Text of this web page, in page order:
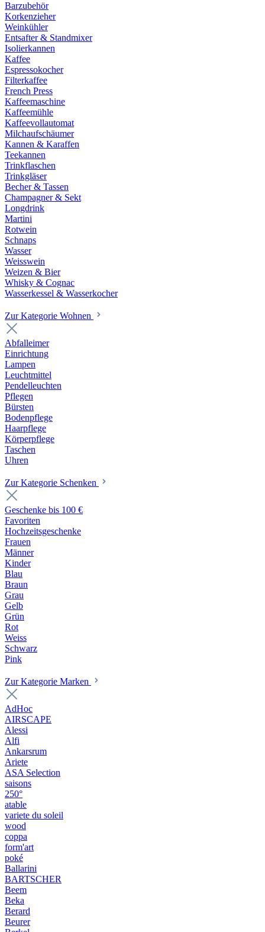
Barzubehör
Korkenzieher
Weinkühler
Entsafter & Standmixer
Isolierkannen
Kaffee
Espressokocher
Filterkaffee
French Press
Kaffeemaschine
Kaffeemühle
Kaffeevollautomat
Milchaufschäumer
Kannen & Karaffen
Teekannen
Trinkflaschen
Trinkgläser
Becher & Tassen
Champagner & Sekt
Longdrink
Martini
Rotwein
Schnaps
Wasser
Weisswein
Weizen & Bier
Whisky & Cognac
Wasserkessel & Wasserkocher
Zur Kategorie Wohnen
Abfalleimer
Einrichtung
Lampen
Leuchtmittel
Pendelleuchten
Pflegen
Bürsten
Bodenpflege
Haarpflege
Körperpflege
Taschen
Uhren
Zur Kategorie Schenken
Geschenke bis 100 €
Favoriten
Hochzeitsgeschenke
Frauen
Männer
Kinder
Blau
Braun
Grau
Gelb
Grün
Rot
Weiss
Schwarz
Pink
Zur Kategorie Marken
AdHoc
AIRSCAPE
Alessi
Alfi
Ankarsrum
Ariete
ASA Selection
saisons
250°
atable
variete du soleil
wood
coppa
form'art
poké
Ballarini
BARTSCHER
Beem
Beka
Berard
Beurer